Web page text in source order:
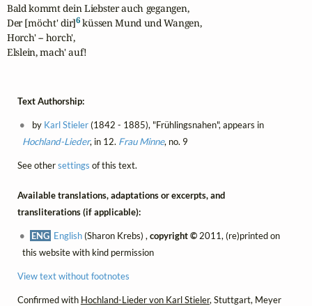
Bald kommt dein Liebster auch gegangen,
Der [möcht' dir]6 küssen Mund und Wangen,
Horch' -- horch',
Elslein, mach' auf!
Text Authorship:
by Karl Stieler(1842 - 1885), "Frühlingsnahen", appears in
Hochland-Lieder, in 12. Frau Minne, no. 9
See othersettings of this text.
Available translations, adaptations or excerpts, and
transliterations (if applicable):
ENG English(Sharon Krebs) ,copyright © 2011, (re)printed on
this website with kind permission
View text without footnotes
Confirmed with Hochland-Lieder von Karl Stieler, Stuttgart, Meyer